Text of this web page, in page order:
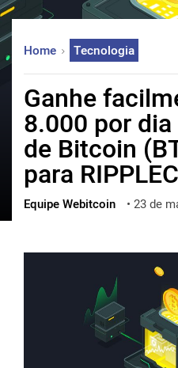
italiano
日本語
русский
한국어
العربية
ไทย
ქართული
vietnamese
Home Tecnologia
Ganhe
8.000 por
de Bitcoin
para
Equipe Webitcoin • 23 de